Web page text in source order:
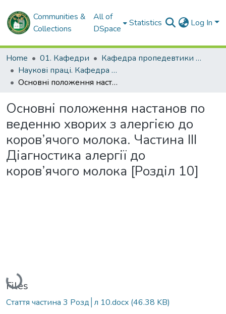
Communities &
Collections
All of
DSpace
Statistics Log In
Home 01. Кафедри
Кафедра пропедевтики педіатрії № 2
Наукові праці. Кафедра пропедевтики педіатрії № 2
Основні положення настанов по веденню хворих з алергією до коров’ячого молока. Частина ІІІ Діагностика алергії до коров’ячого молока [Розділ 10]
Основні положення настанов по
веденню хворих з алергією до
коров’ячого молока. Частина ІІІ
Діагностика алергії до
коров’ячого молока [Розділ 10]
Loading...
Files
Стаття частина 3 Розд│л 10.docx (46.38 KB)